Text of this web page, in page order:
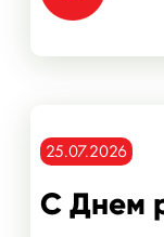
25.07.2026
С Днем